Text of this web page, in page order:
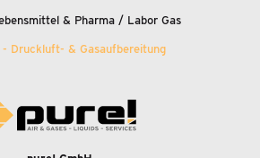
&Pharma / Labor Gas
- Druckluft- & Gasaufbereitung